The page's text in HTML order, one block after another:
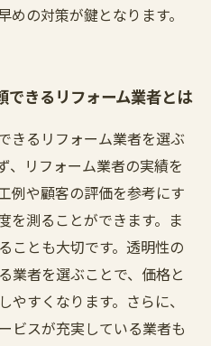
めの対策が鍵となります。
できるリフォーム業者とは
きるリフォーム業者を選ぶ
、リフォーム業者の実績を
例や顧客の評価を参考にす
を測ることができます。ま
ことも大切です。透明性の
業者を選ぶことで、価格と
すくなります。さらに、
ビスが充実している業者も